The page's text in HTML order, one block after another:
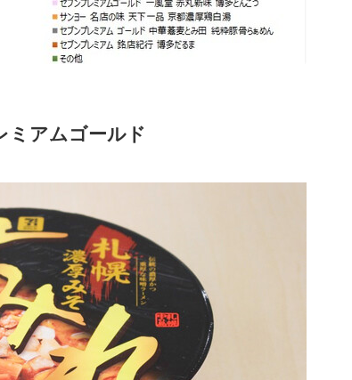
ミアムゴールド